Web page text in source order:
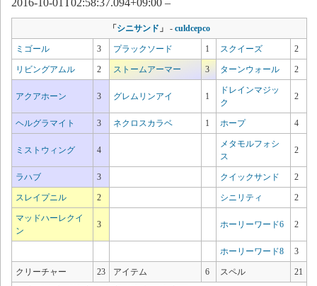
「シニサンド 」 - culdcepco
ミゴール 3 プラックソード 1 スクイーズ 2
リビングアムル 2 ストームアーマー 3 ターンウォール 2
アクアホーン 3 グレムリンアイ 1
ドレインマジッ
ク
2
ヘルグラマイト 3 ネクロスカラベ 1 ホープ 4
ミストウィング 4
メタモルフォシ
ス
2
ラハブ 3 クイックサンド 2
スレイプニル 2 シニリティ 2
マッドハーレクイ
ン
3 ホーリーワード6 2
ホーリーワード8 3
クリーチャー 23 アイテム 6 スペル 21